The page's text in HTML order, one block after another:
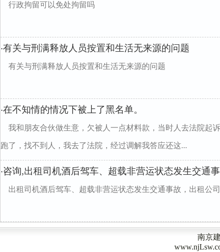
行政拘留可以免处拘留吗
·有关与刑满释放人员按置和生活无来源的问题
有关与刑满释放人员按置和生活无来源的问题
·在不知情的情况下被上了黑名单。
我和朋友合伙做生意，欠被人一点材料款，当时人去法院起
跑了，找不到人，我去了法院，经过调解我答应还这...
·咨询,出租司机酒后驾车、超载非营运状态发生交通
出租司机酒后驾车、超载非营运状态发生交通事故，出租公
南京